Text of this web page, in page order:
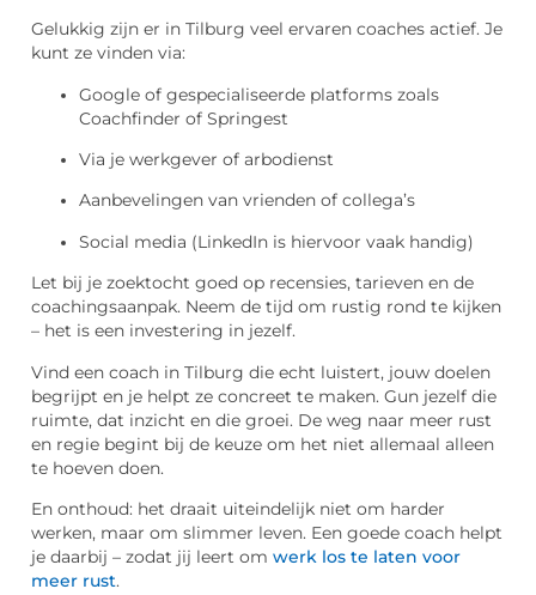
Gelukkig zijn er in Tilburg veel ervaren coaches actief. Je
kunt ze vinden via:
Google of gespecialiseerde platforms zoals
Coachfinder of Springest
Via je werkgever of arbodienst
Aanbevelingen van vrienden of collega’s
Social media (LinkedIn is hiervoor vaak handig)
Let bij je zoektocht goed op recensies, tarieven en de
coachingsaanpak. Neem de tijd om rustig rond te kijken
– het is een investering in jezelf.
Vind een coach in Tilburg die echt luistert, jouw doelen
begrijpt en je helpt ze concreet te maken. Gun jezelf die
ruimte, dat inzicht en die groei. De weg naar meer rust
en regie begint bij de keuze om het niet allemaal alleen
te hoeven doen.
En onthoud: het draait uiteindelijk niet om harder
werken, maar om slimmer leven. Een goede coach helpt
je daarbij – zodat jij leert om werk los te laten voor
meer rust.